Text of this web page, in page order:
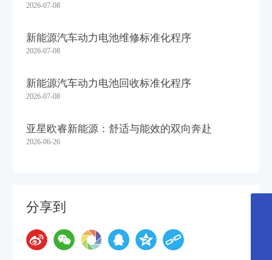
2026-07-08
新能源汽车动力电池维修标准化程序
2026-07-08
新能源汽车动力电池回收标准化程序
2026-07-08
亚星欧睿新能源：舒适与能效的双向奔赴
2026-06-26
分享到
0514-87708298